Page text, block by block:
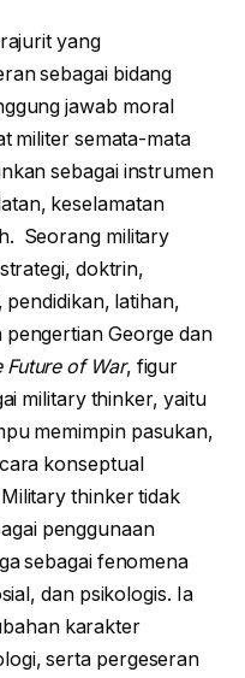
yang
sebagai bidang
jawab moral
militer semata-mata
sebagai instrumen
keselamatan
Seorang military
doktrin,
latihan,
George dan
Future of War, figur
military thinker, yaitu
memimpin pasukan,
konseptual
thinker tidak
penggunaan
sebagai fenomena
dan psikologis. Ia
karakter
serta pergeseran